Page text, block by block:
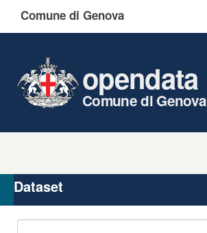
Comune di Genova
opendata
Comune di Genova
Organizzazioni
Gruppi
Dataset